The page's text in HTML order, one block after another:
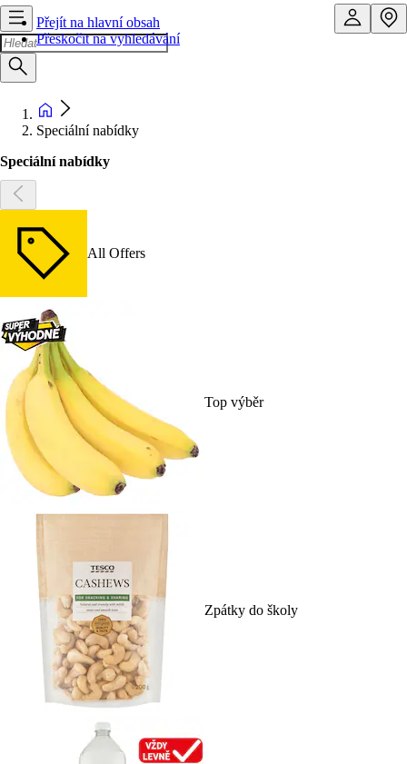
Přejít na hlavní obsah
Přeskočit na vyhledávání
Speciální nabídky
Speciální nabídky
All Offers
Top výběr
Zpátky do školy